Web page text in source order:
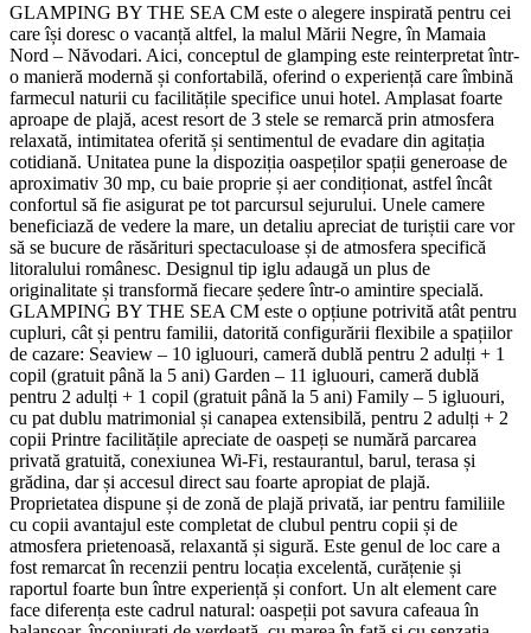
GLAMPING BY THE SEA CM este o alegere inspirată pentru cei
care își doresc o vacanță altfel, la malul Mării Negre, în Mamaia
Nord – Năvodari. Aici, conceptul de glamping este reinterpretat într-
o manieră modernă și confortabilă, oferind o experiență care îmbină
farmecul naturii cu facilitățile specifice unui hotel. Amplasat foarte
aproape de plajă, acest resort de 3 stele se remarcă prin atmosfera
relaxată, intimitatea oferită și sentimentul de evadare din agitația
cotidiană. Unitatea pune la dispoziția oaspeților spații generoase de
aproximativ 30 mp, cu baie proprie și aer condiționat, astfel încât
confortul să fie asigurat pe tot parcursul sejurului. Unele camere
beneficiază de vedere la mare, un detaliu apreciat de turiștii care vor
să se bucure de răsărituri spectaculoase și de atmosfera specifică
litoralului românesc. Designul tip iglu adaugă un plus de
originalitate și transformă fiecare ședere într-o amintire specială.
GLAMPING BY THE SEA CM este o opțiune potrivită atât pentru
cupluri, cât și pentru familii, datorită configurării flexibile a spațiilor
de cazare: Seaview – 10 igluouri, cameră dublă pentru 2 adulți + 1
copil (gratuit până la 5 ani) Garden – 11 igluouri, cameră dublă
pentru 2 adulți + 1 copil (gratuit până la 5 ani) Family – 5 igluouri,
cu pat dublu matrimonial și canapea extensibilă, pentru 2 adulți + 2
copii Printre facilitățile apreciate de oaspeți se numără parcarea
privată gratuită, conexiunea Wi‑Fi, restaurantul, barul, terasa și
grădina, dar și accesul direct sau foarte apropiat de plajă.
Proprietatea dispune și de zonă de plajă privată, iar pentru familiile
cu copii avantajul este completat de clubul pentru copii și de
atmosfera prietenoasă, relaxantă și sigură. Este genul de loc care a
fost remarcat în recenzii pentru locația excelentă, curățenie și
raportul foarte bun între experiență și confort. Un alt element care
face diferența este cadrul natural: oaspeții pot savura cafeaua în